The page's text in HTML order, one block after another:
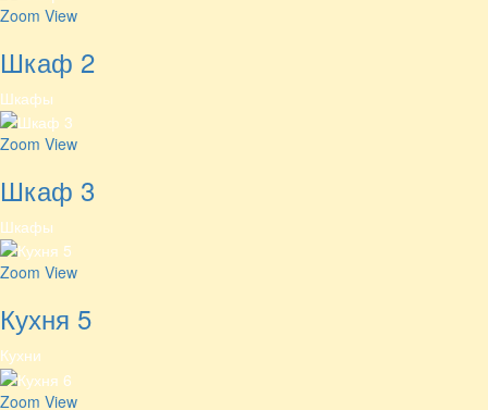
Zoom View
Шкаф 2
Шкафы
Zoom View
Шкаф 3
Шкафы
Zoom View
Кухня 5
Кухни
Zoom View